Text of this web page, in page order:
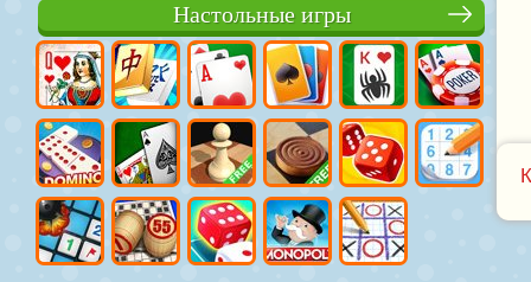
Настольные игры